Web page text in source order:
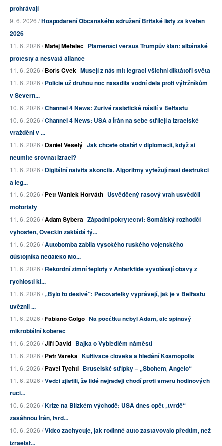
prohrávají
9. 6. 2026 /Hospodaření Občanského sdružení Britské listy za květen
2026
11. 6. 2026 /Matěj Metelec Plameňáci versus Trumpův klan: albánské
protesty a nesvatá aliance
11. 6. 2026 /Boris Cvek Musejí z nás mít legraci všichni diktátoři světa
11. 6. 2026 /Policie už druhou noc nasadila vodní děla proti výtržníkům
v Severn...
10. 6. 2026 /Channel 4 News: Zuřivé rasistické násilí v Belfastu
10. 6. 2026 /Channel 4 News: USA a Írán na sebe střílejí a izraelské
vraždění v ...
11. 6. 2026 /Daniel Veselý Jak chcete obstát v diplomacii, když si
neumíte srovnat Izrael?
11. 6. 2026 /Digitální naivita skončila. Algoritmy vytěžují naši destrukci
a leg...
11. 6. 2026 /Petr Waniek Horváth Usvědčený rasový vrah usvědčil
motoristy
11. 6. 2026 /Adam Sybera Západni pokrytectví: Somálský rozhodčí
vyhoštěn, Ovečkin zakládá tý...
11. 6. 2026 /Autobomba zabila vysokého ruského vojenského
důstojníka nedaleko Mo...
11. 6. 2026 /Rekordní zimní teploty v Antarktidě vyvolávají obavy z
rychlosti kl...
11. 6. 2026 /„Bylo to děsivé“: Pečovatelky vyprávějí, jak je v Belfastu
uvěznil ...
11. 6. 2026 /Fabiano Golgo Na počátku nebyl Adam, ale špinavý
mikrobiální koberec
11. 6. 2026 /Jiří David Bajka o Vybledlém náměstí
11. 6. 2026 /Petr Vařeka Kultivace člověka a hledání Kosmopolis
11. 6. 2026 /Pavel Tychtl Bruselské střípky – „Sbohem, Angelo“
11. 6. 2026 /Vědci zjistili, že lidé nejraději chodí proti směru hodinových
ruči...
10. 6. 2026 /Krize na Blízkém východě: USA dnes opět „tvrdě“
zasáhnou Írán, tvrd...
10. 6. 2026 /Video zachycuje, jak rodinné auto zastavovalo předtím, než
izraelšt...